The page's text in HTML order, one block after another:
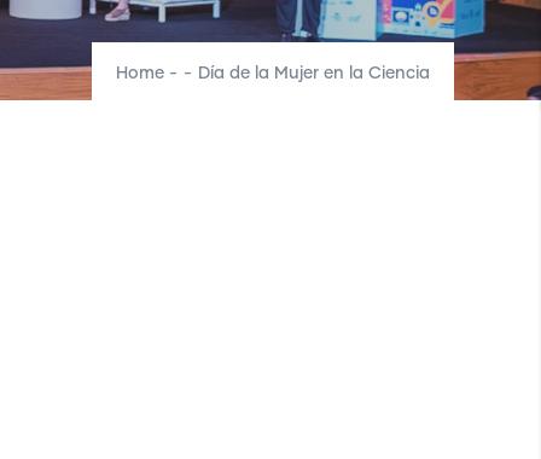
Home - - Día de la Mujer en la Ciencia